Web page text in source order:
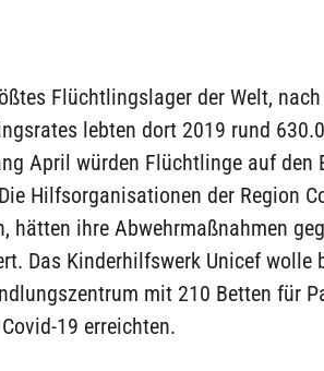
Flüchtlingslager der Welt,
lebten dort 2019 rund
April würden Flüchtlinge auf den
Hilfsorganisationen der Region
hätten ihre Abwehrmaßnahmen
Das Kinderhilfswerk Unicef wolle
mit 210 Betten für
19 erreichten.